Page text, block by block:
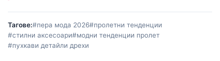
Тагове:#пера мода 2026#пролетни тенденции
#стилни аксесоари#модни тенденции пролет
#пухкави детайли дрехи